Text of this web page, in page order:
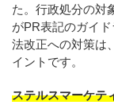
た。行政処分の対
がPR表記のガイ
法改正への対策は
イントです。
ステルスマーケテ